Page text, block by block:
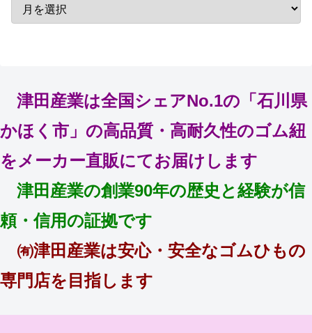
津田産業は全国シェアNo.1の「石川県
かほく市」の高品質・高耐久性のゴム紐
をメーカー直販にてお届けします
津田産業の創業90年の歴史と経験が信
頼・信用の証拠です
㈲津田産業は安心・安全なゴムひもの
専門店を目指します